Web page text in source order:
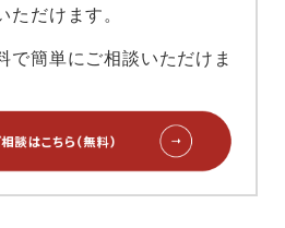
ただけます。
で簡単にご相談いただけま